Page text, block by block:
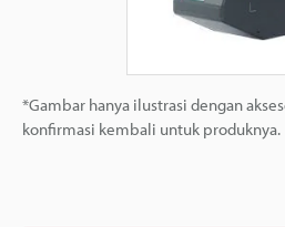
*Gambar hanya ilustrasi dengan
konfirmasi kembali untuk produknya.